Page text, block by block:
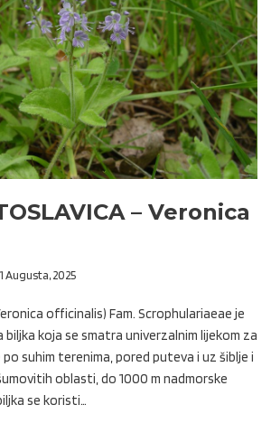
– Veronica
Augusta, 2025
officinalis) Fam. Scrophulariaeae je
koja se smatra univerzalnim lijekom za
suhim terenima, pored puteva i uz šiblje i
oblasti, do 1000 m nadmorske
se koristi…